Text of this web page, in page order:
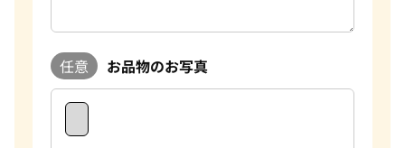
したら是非一度おたからやへご相談ください。
任意 お品物のお写真